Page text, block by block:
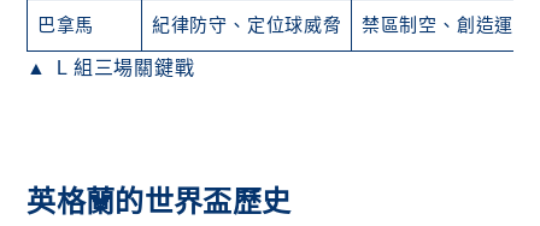
巴拿馬 紀律防守、定位球威脅 禁區制空、創造運動
L 組三場關鍵戰
英格蘭的世界盃歷史